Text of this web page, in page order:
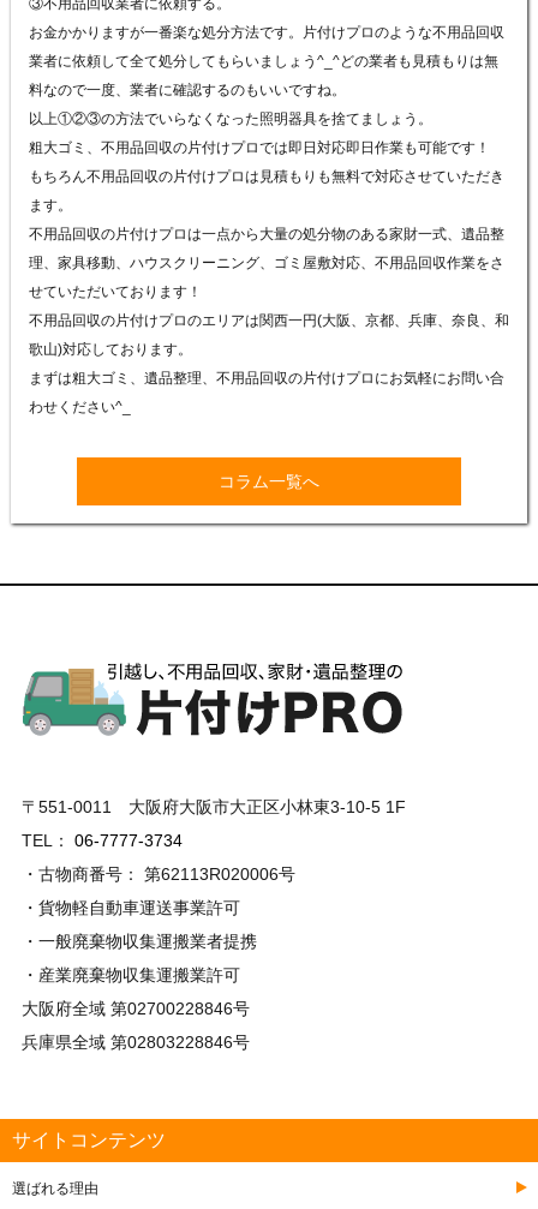
③不用品回収業者に依頼する。
お金かかりますが一番楽な処分方法です。片付けプロのような不用品回収
業者に依頼して全て処分してもらいましょう^_^どの業者も見積もりは無
料なので一度、業者に確認するのもいいですね。
以上①②③の方法でいらなくなった照明器具を捨てましょう。
粗大ゴミ、不用品回収の片付けプロでは即日対応即日作業も可能です！
もちろん不用品回収の片付けプロは見積もりも無料で対応させていただき
ます。
不用品回収の片付けプロは一点から大量の処分物のある家財一式、遺品整
理、家具移動、ハウスクリーニング、ゴミ屋敷対応、不用品回収作業をさ
せていただいております！
不用品回収の片付けプロのエリアは関西一円(大阪、京都、兵庫、奈良、和
歌山)対応しております。
まずは粗大ゴミ、遺品整理、不用品回収の片付けプロにお気軽にお問い合
わせください^_
コラム一覧へ
〒551-0011 大阪府大阪市大正区小林東3-10-5 1F
TEL： 06-7777-3734
・古物商番号： 第62113R020006号
・貨物軽自動車運送事業許可
・一般廃棄物収集運搬業者提携
・産業廃棄物収集運搬業許可
大阪府全域 第02700228846号
兵庫県全域 第02803228846号
サイトコンテンツ
選ばれる理由